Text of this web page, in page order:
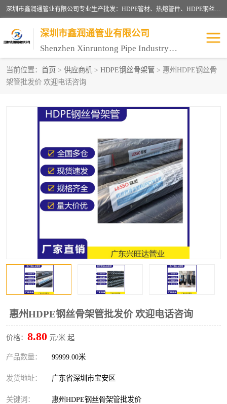
深圳市鑫润通管业有限公司专业生产批发：HDPE管材、热熔管件、HDPE钢丝骨架管、电熔管件、HDPE双壁波纹管、MPP电力管、井盖、PVC管材管件、PPR管材管件等；公司自创建以来，始终秉承“团结、务实、创新、守信”的服务宗旨，凭借专业的服务以及多年的勤奋拼搏，发展成为一家专业销售各种管材管件，绝缘电工套管及配件等系列产品的贸易公司。
深圳市鑫润通管业有限公司
Shenzhen Xinruntong Pipe Industry Co., Ltd
当前位置： 首页 > 供应商机 > HDPE钢丝骨架管 > 惠州HDPE钢丝骨
架管批发价 欢迎电话咨询
惠州HDPE钢丝骨架管批发价 欢迎电话咨询
价格： 8.80 元/米 起
产品数量： 99999.00米
发货地址： 广东省深圳市宝安区
关键词： 惠州HDPE钢丝骨架管批发价
HDPE管材给水管
HDPE双壁波纹管
MPP电力通信管
联塑PVC管 联塑PPR管
联塑PE管 联塑家装红蓝线管